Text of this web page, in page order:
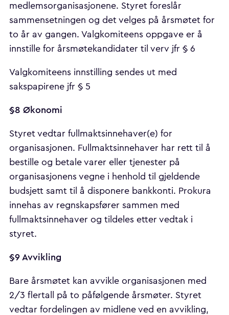
medlemsorganisasjonene. Styret foreslår
sammensetningen og det velges på årsmøtet for
to år av gangen. Valgkomiteens oppgave er å
innstille for årsmøtekandidater til verv jfr § 6
Valgkomiteens innstilling sendes ut med
sakspapirene jfr § 5
§8 Økonomi
Styret vedtar fullmaktsinnehaver(e) for
organisasjonen. Fullmaktsinnehaver har rett til å
bestille og betale varer eller tjenester på
organisasjonens vegne i henhold til gjeldende
budsjett samt til å disponere bankkonti. Prokura
innehas av regnskapsfører sammen med
fullmaktsinnehaver og tildeles etter vedtak i
styret.
§9 Avvikling
Bare årsmøtet kan avvikle organisasjonen med
2/3 flertall på to påfølgende årsmøter. Styret
vedtar fordelingen av midlene ved en avvikling,